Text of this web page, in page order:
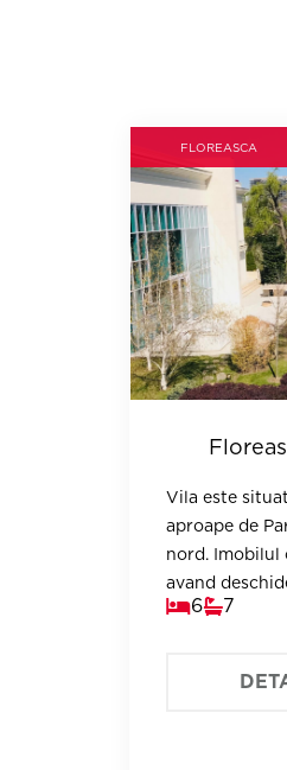
FLOREASCA
Vila este
aproape de
nord. Imobilul
avand
privelistea
6 7